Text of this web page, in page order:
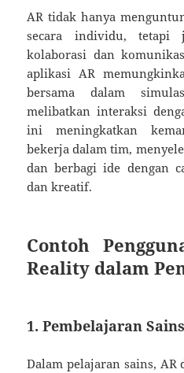
AR tidak hanya
secara individu, tetapi
kolaborasi dan
aplikasi AR
bersama dalam
melibatkan interaksi
ini meningkatkan
bekerja dalam tim,
dan berbagi ide dengan
dan kreatif.
Contoh
Reality dalam
1.Pembelajaran
Dalam pelajaran sains, AR